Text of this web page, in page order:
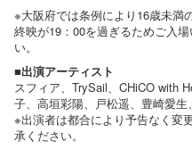
※大阪府では条例により16歳未満
終映が19：00を過ぎるためご入
い。
■出演アーティスト
スフィア、TrySail、CHiCO with
子、高垣彩陽、戸松遥、豊崎愛
※出演者は都合により予告なく変
承ください。